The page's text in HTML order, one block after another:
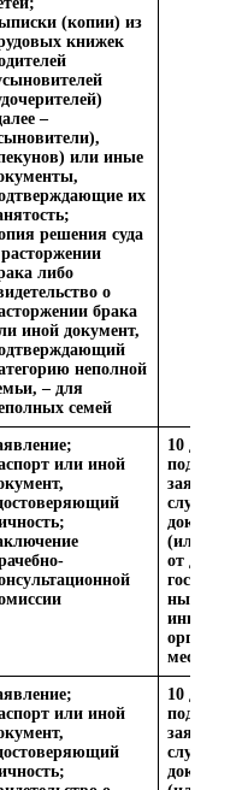
(копии) из
книжек
–
или иные
их
решения суда
либо
о
брака
иной документ,
неполной
– для
семей
или иной
10 дней
подачи
случае
(или)
от других
ных
иных
месяц
или иной
10 дней
подачи
случае